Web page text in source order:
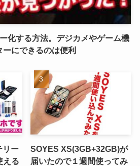
化する方法。デジカメやゲーム機
にできるのは便利
リー
える
SOYES XS(3GB+32GB)が
届いたので１週間使ってみ